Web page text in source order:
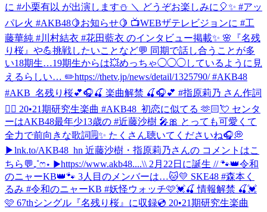
に #小栗有以 が出演します⛄ ＼ どうぞお楽しみに🎈✨ #アッ
パレ火 #AKB48🍋お知らせ🍋 📺WEBザテレビジョンに #工
藤華純 #川村結衣 #花田藍衣 のインタビュー掲載✨ 🌸『名残
り桜』や💪挑戦したいことなど💬 同期で話し合うことが多
い18期生…19期生からは💥めっちゃ◯◯◯しているように見
えるらしい… ✏️https://thetv.jp/news/detail/1325790/ #AKB48
#AKB_名残り桜💕🎧🍒 楽曲解禁 🍒🎧💕 #指原莉乃 さん作詞
✍🏻 20•21期研究生楽曲 #AKB48_初恋に似てる 🫶🏻💘 センタ
ーはAKB48最年少13歳の #近藤沙樹 🎤🎀 とっても可愛くて
全力で前向きな歌詞🗒️✨ たくさん聴いてくださいね🎧💭
▶︎lnk.to/AKB48_hn 近藤沙樹・指原莉乃さんの コメントはこ
ちら💬₊˚ෆ⋆ ▶︎https://www.akb48....\\ 2月22日に誕生 // 🐾👑令和
のニャーKB👑🐾 3人目のメンバーは…🐱💛 SKE48 #森本く
るみ #令和のニャーKB #妖怪ウォッチ🩷💓🍒 情報解禁 🍒💓
🩷 67thシングル『名残り桜』に収録💿 20•21期研究生楽曲